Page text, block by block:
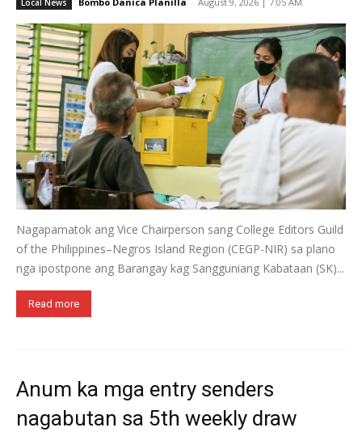
Local News
Nagapamatok ang Vice Chairperson sang College Editors Guild
of the Philippines–Negros Island Region (CEGP-NIR) sa plano
nga ipostpone ang Barangay kag Sangguniang Kabataan (SK)...
Read more
Anum ka mga entry senders
nagabutan sa 5th weekly draw